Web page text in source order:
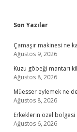
Sidebar
Son Yazılar
Çamaşır makinesi ne
Ağustos 9, 2026
Kuzu göbeği mantarı
Ağustos 8, 2026
Müesser eylemek ne
Ağustos 8, 2026
Erkeklerin özel bölgesi
Ağustos 6, 2026